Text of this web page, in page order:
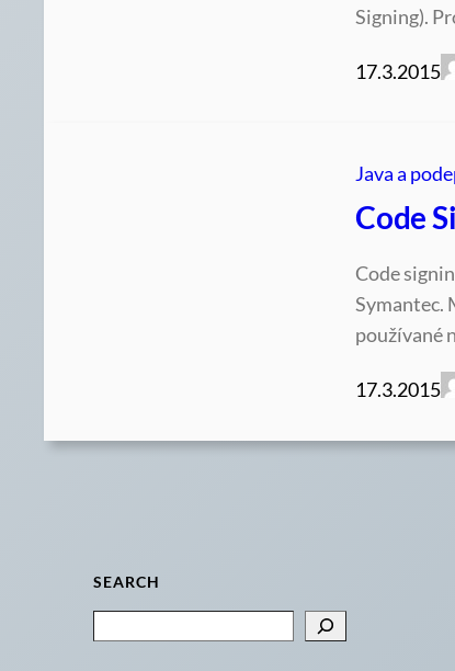
Signing).
17.3.2015
Java a
Code
Code
Symantec.
používané
17.3.2015
SEARCH